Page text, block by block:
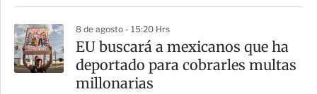
8 de agosto - 15:20 Hrs
EU buscará a mexicanos que ha
deportado para cobrarles multas
millonarias